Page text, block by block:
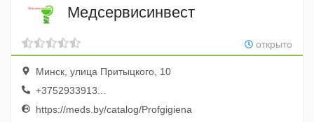
Медсервисинвест
открыто
Минск, улица Притыцкого, 10
+3752933913...
https://meds.by/catalog/Profgigiena